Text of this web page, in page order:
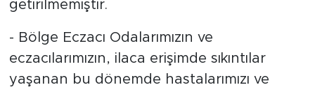
getirilmemiştir.
- Bölge Eczacı Odalarımızın ve
eczacılarımızın, ilaca erişimde sıkıntılar
yaşanan bu dönemde hastalarımızı ve